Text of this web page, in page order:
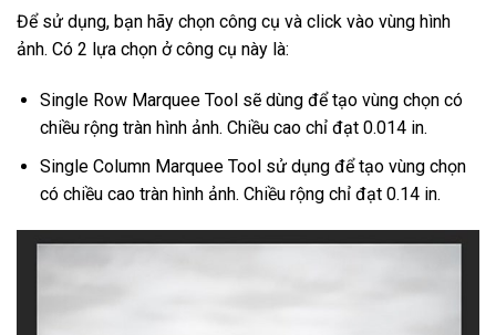
Để sử dụng, bạn hãy chọn công cụ và click vào vùng hình
ảnh. Có 2 lựa chọn ở công cụ này là:
Single Row Marquee Tool sẽ dùng để tạo vùng chọn có
chiều rộng tràn hình ảnh. Chiều cao chỉ đạt 0.014 in.
Single Column Marquee Tool sử dụng để tạo vùng chọn
có chiều cao tràn hình ảnh. Chiều rộng chỉ đạt 0.14 in.